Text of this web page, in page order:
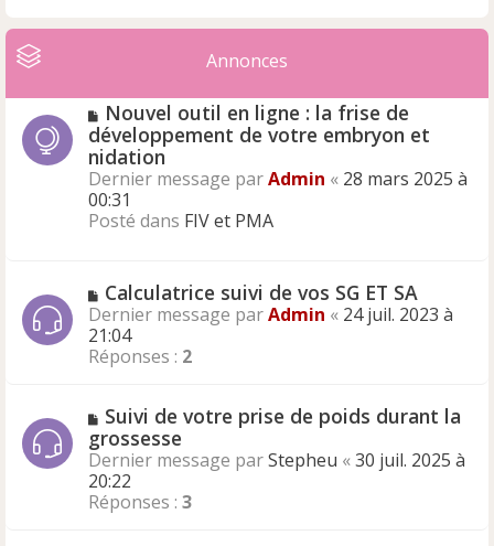
Annonces
Nouvel outil en ligne : la frise de
développement de votre embryon et
nidation
Dernier message parAdmin « 28 mars 2025 à
00:31
Posté dans FIV et PMA
Calculatrice suivi de vos SG ET SA
Dernier message parAdmin « 24 juil. 2023 à
21:04
Réponses : 2
Suivi de votre prise de poids durant la
grossesse
Dernier message parStepheu «30 juil. 2025 à
20:22
Réponses : 3